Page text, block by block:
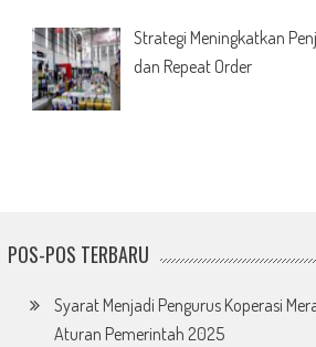
Strategi Meningkatkan
dan Repeat Order
POS-POS TERBARU
Syarat Menjadi Pengurus Koperasi
Aturan Pemerintah 2025